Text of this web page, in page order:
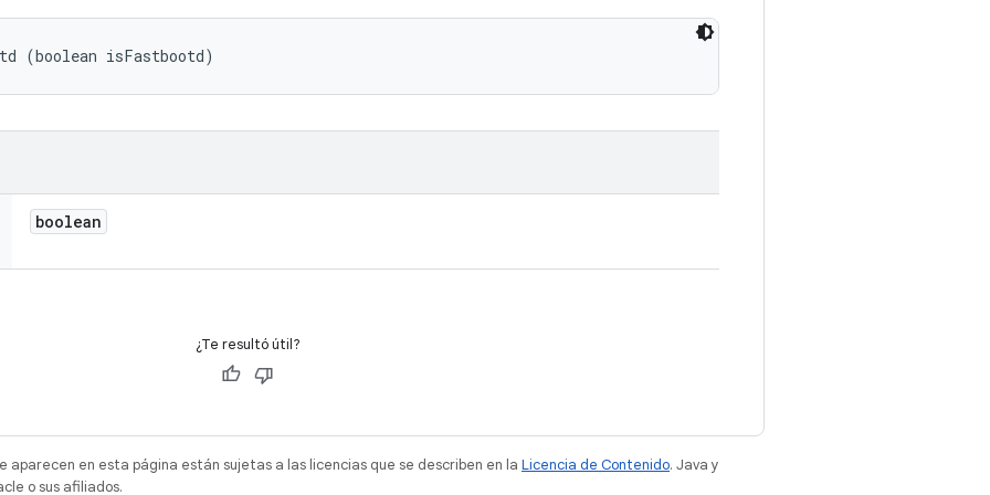
(boolean isFastbootd)
boolean
¿Te resultó útil?
aparecen en esta página están sujetas a las licencias que se describen en la Licencia de Contenido. Java y
o sus afiliados.